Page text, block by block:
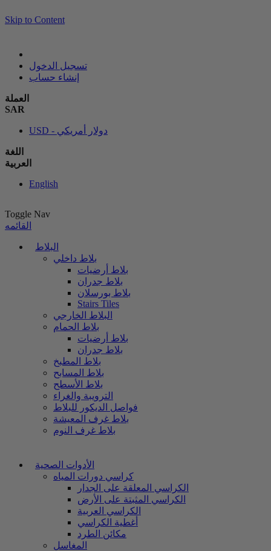
Skip to Content
تسجيل الدخول
إنشاء حساب
العملة
SAR
USD - دولار أمريكي
اللغة
العربية
English
Toggle Nav
القائمه
البلاط
بلاط داخلي
بلاط أرضيات
بلاط جدران
بلاط بورسلان
Stairs Tiles
البلاط الخارجي
بلاط الحمام
بلاط أرضيات
بلاط جدران
بلاط المطبخ
بلاط المسابح
بلاط الأسطح
الترويبة والغراء
فواصل الديكور للبلاط
بلاط غرف المعيشة
بلاط غرف النوم
الأدوات الصحية
كراسي دورات المياه
الكراسي المعلقة على الجدار
الكراسي المثبتة على الأرض
الكراسي العربية
أغطية الكراسي
مكائن الطرد
المغاسل